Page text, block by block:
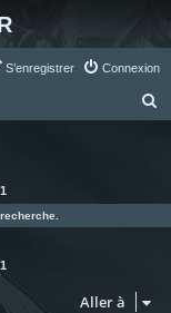
Connexion
S’enregistrer
e
1
1
Aller à